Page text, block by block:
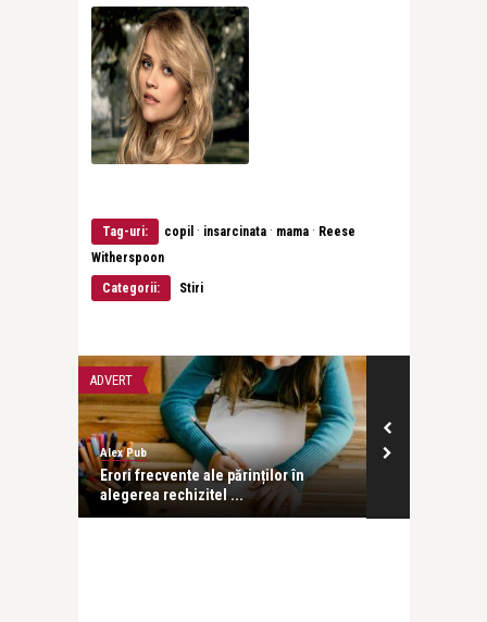
Tag-uri: copil · insarcinata · mama · Reese
Witherspoon
Categorii:
Stiri
ADVERT
Alex Pub
Erori frecvente ale părinților în
alegerea rechizitel ...